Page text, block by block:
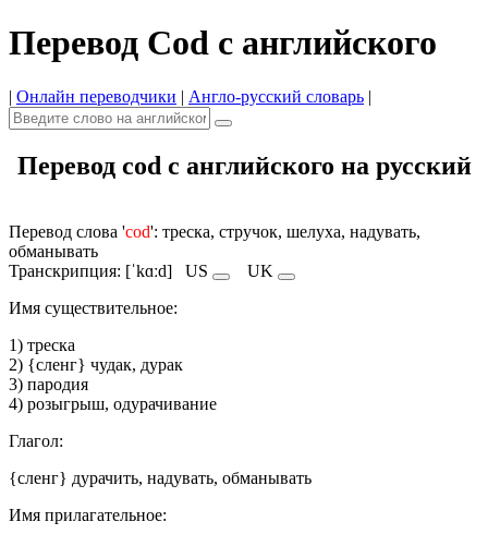
Перевод Cod с английского
| Онлайн переводчики | Англо-русский словарь |
Перевод cod с английского на русский
Перевод слова 'cod': треска, стручок, шелуха, надувать,
обманывать
Транскрипция: [ˈkɑːd] US
UK
Имя cуществительное:
1) треска
2) {сленг} чудак, дурак
3) пародия
4) розыгрыш, одурачивание
Глагол:
{сленг} дурачить, надувать, обманывать
Имя прилагательное: